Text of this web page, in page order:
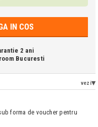
IN COS
2 ani
Bucuresti
vezi
forma de voucher pentru